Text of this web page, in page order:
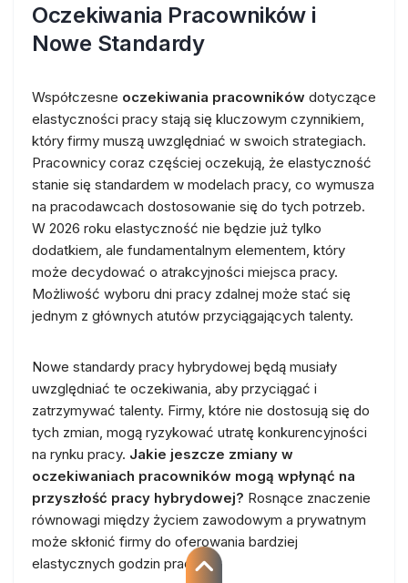
Oczekiwania Pracowników i
Nowe Standardy
Współczesne oczekiwania pracowników dotyczące
elastyczności pracy stają się kluczowym czynnikiem,
który firmy muszą uwzględniać w swoich strategiach.
Pracownicy coraz częściej oczekują, że elastyczność
stanie się standardem w modelach pracy, co wymusza
na pracodawcach dostosowanie się do tych potrzeb.
W 2026 roku elastyczność nie będzie już tylko
dodatkiem, ale fundamentalnym elementem, który
może decydować o atrakcyjności miejsca pracy.
Możliwość wyboru dni pracy zdalnej może stać się
jednym z głównych atutów przyciągających talenty.
Nowe standardy pracy hybrydowej będą musiały
uwzględniać te oczekiwania, aby przyciągać i
zatrzymywać talenty. Firmy, które nie dostosują się do
tych zmian, mogą ryzykować utratę konkurencyjności
na rynku pracy. Jakie jeszcze zmiany w
oczekiwaniach pracowników mogą wpłynąć na
przyszłość pracy hybrydowej? Rosnące znaczenie
równowagi między życiem zawodowym a prywatnym
może skłonić firmy do oferowania bardziej
elastycznych godzin pracy.